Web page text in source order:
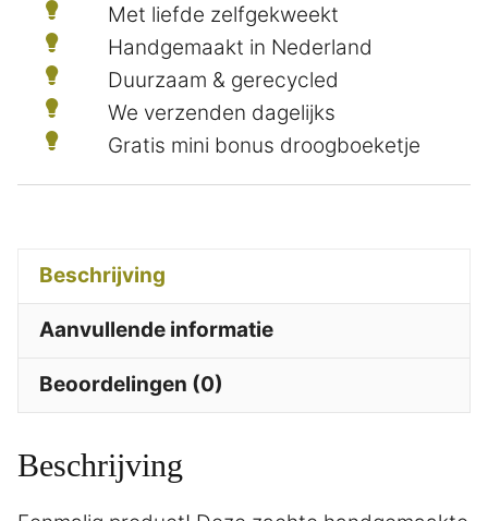
Met liefde zelfgekweekt
Handgemaakt in Nederland
Duurzaam & gerecycled
We verzenden dagelijks
Gratis mini bonus droogboeketje
Beschrijving
Aanvullende informatie
Beoordelingen (0)
Beschrijving